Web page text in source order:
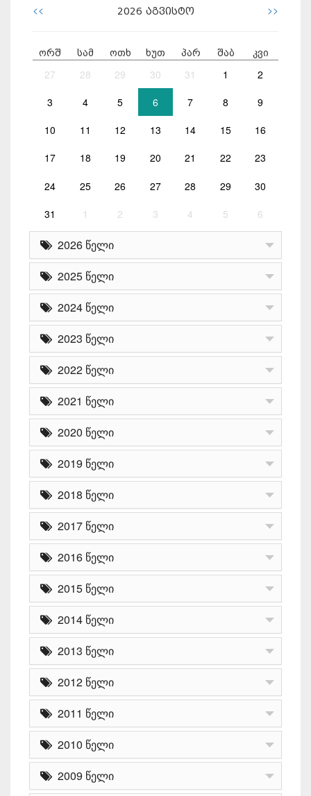
<< 2026 აგვისტო >>
ორშ სამ ოთხ ხუთ პარ შაბ კვი
27 28 29 30 31 1 2
3 4 5 6 7 8 9
10 11 12 13 14 15 16
17 18 19 20 21 22 23
24 25 26 27 28 29 30
31 1 2 3 4 5 6
2026 წელი
2025 წელი
2024 წელი
2023 წელი
2022 წელი
2021 წელი
2020 წელი
2019 წელი
2018 წელი
2017 წელი
2016 წელი
2015 წელი
2014 წელი
2013 წელი
2012 წელი
2011 წელი
2010 წელი
2009 წელი